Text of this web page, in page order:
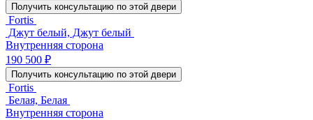
Получить консультацию по этой двери
Fortis
Джут белый, Джут белый
Внутренняя сторона
190 500 ₽
Получить консультацию по этой двери
Fortis
Белая, Белая
Внутренняя сторона